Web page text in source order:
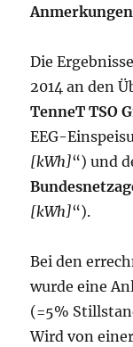
Die
2014 an den
TenneT TSO
EEG-
[kWh]“) und
[kWh]“).
Bei den
wurde eine
(=5%
Wird von